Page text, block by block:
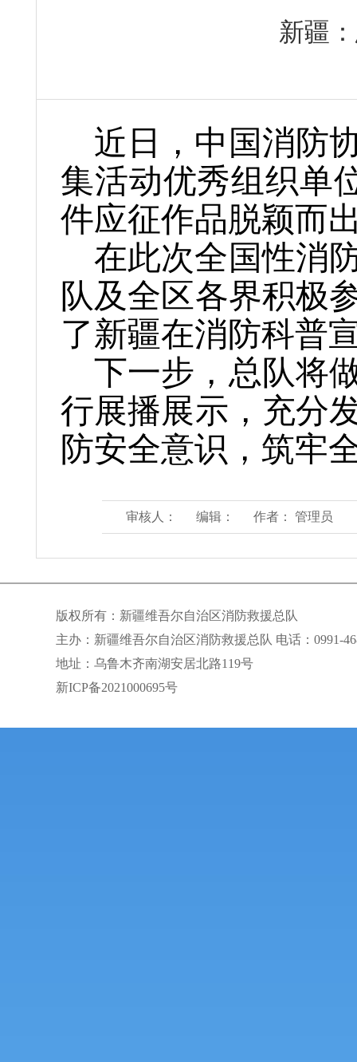
新疆
近日，中国消防
集活动优秀组织单
件应征作品脱颖而
在此次全国性消
队及全区各界积极
了新疆在消防科普
下一步，总队将
行展播展示，充分
防安全意识，筑牢
审核人： 编辑： 作者： 管理员
版权所有：新疆维吾尔自治区消防救援总队
主办：新疆维吾尔自治区消防救援总队 电话：0991-
地址：乌鲁木齐南湖安居北路119号
新ICP备2021000695号